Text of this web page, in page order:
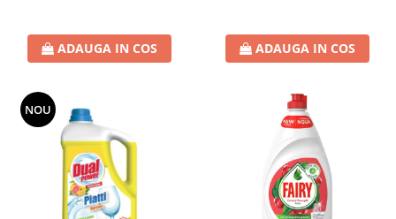
ADAUGA IN COS ADAUGA IN COS
NOU